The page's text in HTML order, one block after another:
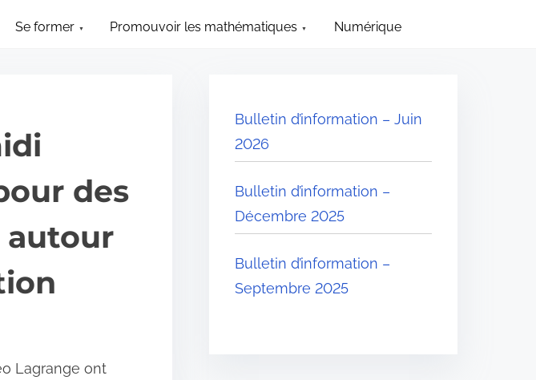
Se former Promouvoir les mathématiques Numérique
des
autour
Lagrange ont
Bulletin d’information – Juin
2026
Bulletin d’information –
Décembre 2025
Bulletin d’information –
Septembre 2025